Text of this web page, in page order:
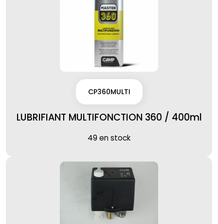
CP360MULTI
LUBRIFIANT MULTIFONCTION 360 / 400ml
49 en stock